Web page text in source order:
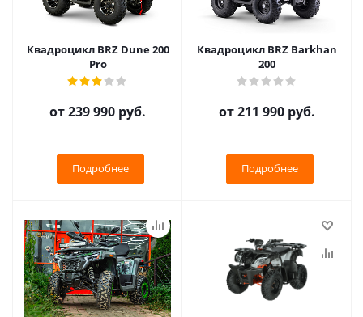
Квадроцикл BRZ Dune 200
Pro
от239 990 руб.
Подробнее
Квадроцикл BRZ Barkhan
200
от211 990 руб.
Подробнее